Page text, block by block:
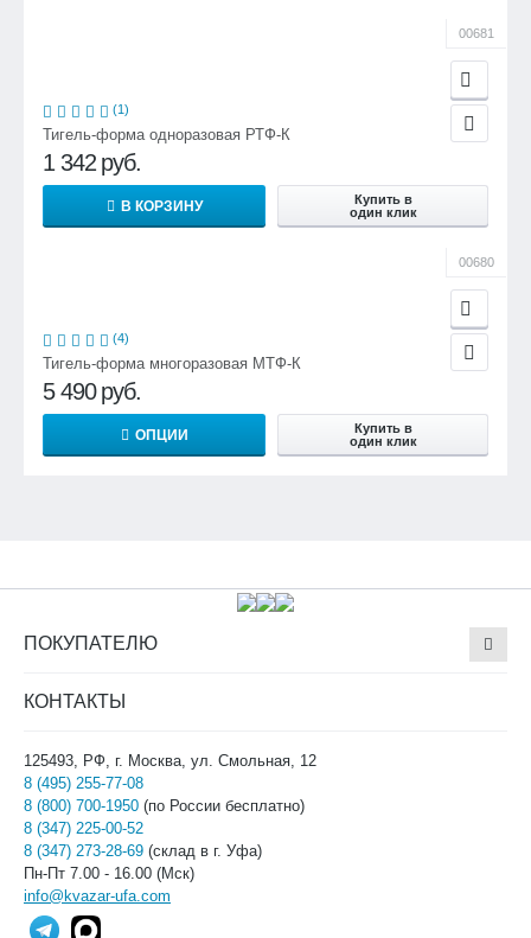
00681
(1)
Тигель-форма одноразовая РТФ-К
1 342 руб.
В КОРЗИНУ
Купить в
один клик
00680
(4)
Тигель-форма многоразовая МТФ-К
5 490 руб.
ОПЦИИ
Купить в
один клик
ПОКУПАТЕЛЮ
КОНТАКТЫ
125493, РФ, г. Москва, ул. Смольная, 12
8 (495) 255-77-08
8 (800) 700-1950 (по России бесплатно)
8 (347) 225-00-52
8 (347) 273-28-69 (склад в г. Уфа)
Пн-Пт 7.00 - 16.00 (Мск)
info@kvazar-ufa.com